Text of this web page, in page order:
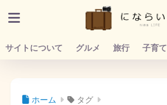
サイトについて グルメ 旅行 子育て
ホーム タグ